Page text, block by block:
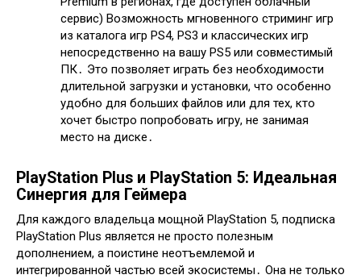
сервис) Возможность мгновенного стриминг игр
из каталога игр PS4, PS3 и классических игр
непосредственно на вашу PS5 или совместимый
ПК․ Это позволяет играть без необходимости
длительной загрузки и установки, что особенно
удобно для больших файлов или для тех, кто
хочет быстро попробовать игру, не занимая
место на диске․
PlayStation Plus и PlayStation 5: Идеальная
Синергия для Геймера
Для каждого владельца мощной PlayStation 5, подписка
PlayStation Plus является не просто полезным
дополнением, а поистине неотъемлемой и
интегрированной частью всей экосистемы․ Она не только